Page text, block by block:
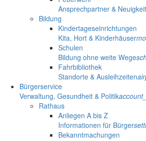
Ansprechpartner &
Bildung
Kindertageseinrichtungen
Kita, Hort & Kinderhäuser
Schulen
Bildung ohne weite Wege
Fahrbibliothek
Standorte & Ausleihzeiten
Bürgerservice
Verwaltung, Gesundheit & Politik
Rathaus
Anliegen A bis Z
Informationen für Bürger
Bekanntmachungen